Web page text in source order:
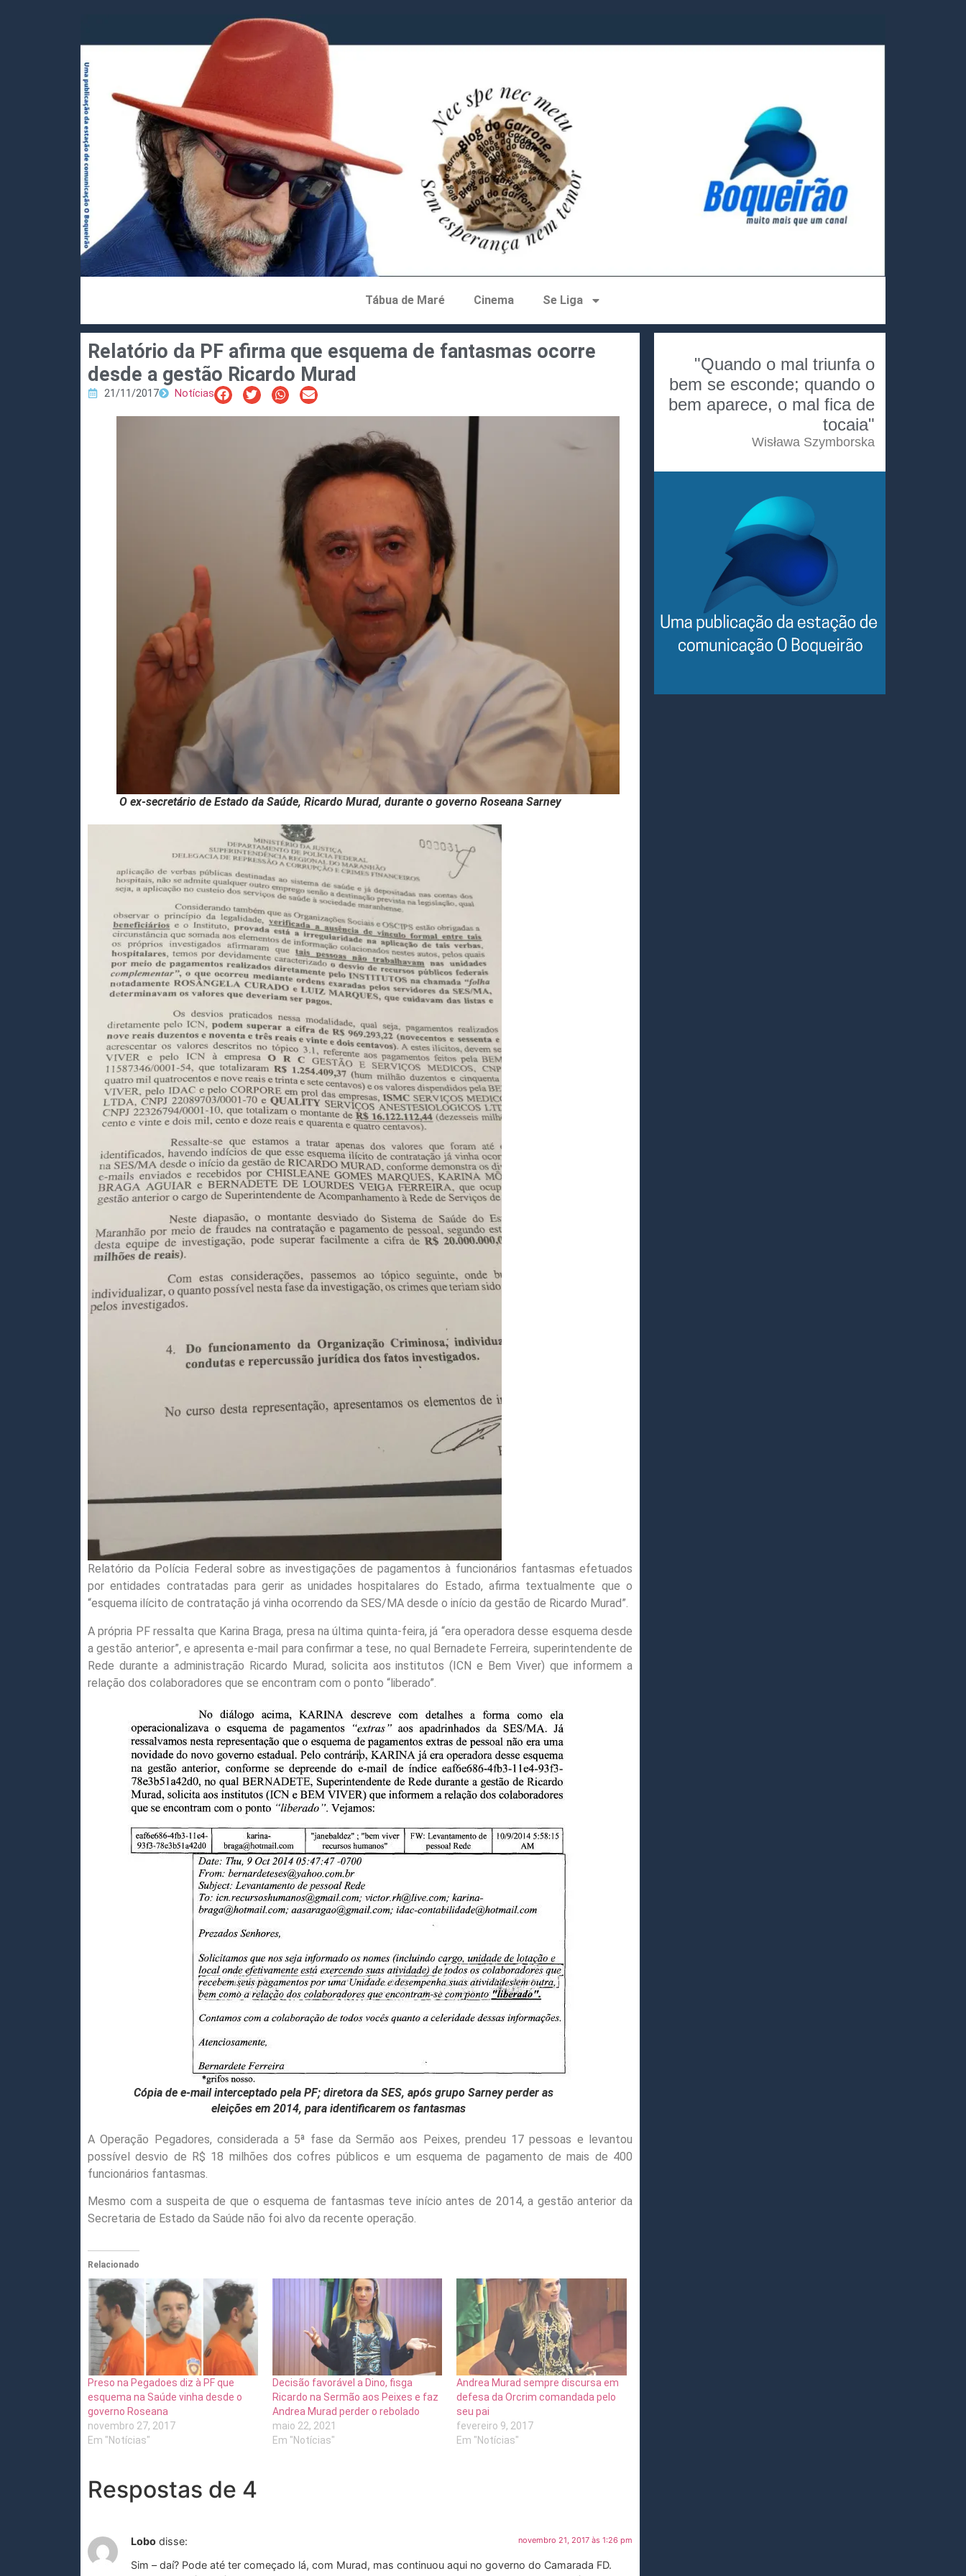
Tábua de Maré Cinema Se Liga
Relatório da PF afirma que esquema de fantasmas ocorre
desde a gestão Ricardo Murad
21/11/2017 Notícias
O ex-secretário de Estado da Saúde, Ricardo Murad, durante o governo Roseana Sarney
Relatório da Polícia Federal sobre as investigações de pagamentos à funcionários fantasmas efetuados
por entidades contratadas para gerir as unidades hospitalares do Estado, afirma textualmente que o
“esquema ilícito de contratação já vinha ocorrendo da SES/MA desde o início da gestão de Ricardo Murad”.
A própria PF ressalta que Karina Braga, presa na última quinta-feira, já “era operadora desse esquema desde
a gestão anterior”, e apresenta e-mail para confirmar a tese, no qual Bernadete Ferreira, superintendente de
Rede durante a administração Ricardo Murad, solicita aos institutos (ICN e Bem Viver) que informem a
relação dos colaboradores que se encontram com o ponto “liberado”.
Cópia de e-mail interceptado pela PF; diretora da SES, após grupo Sarney perder as
eleições em 2014, para identificarem os fantasmas
A Operação Pegadores, considerada a 5ª fase da Sermão aos Peixes, prendeu 17 pessoas e levantou
possível desvio de R$ 18 milhões dos cofres públicos e um esquema de pagamento de mais de 400
funcionários fantasmas.
Mesmo com a suspeita de que o esquema de fantasmas teve início antes de 2014, a gestão anterior da
Secretaria de Estado da Saúde não foi alvo da recente operação.
Relacionado
Preso na Pegadoes diz à PF que
esquema na Saúde vinha desde o
governo Roseana
novembro 27, 2017
Em "Notícias"
Decisão favorável a Dino, fisga
Ricardo na Sermão aos Peixes e faz
Andrea Murad perder o rebolado
maio 22, 2021
Em "Notícias"
Andrea Murad sempre discursa em
defesa da Orcrim comandada pelo
seu pai
fevereiro 9, 2017
Em "Notícias"
Respostas de 4
Lobo disse: novembro 21, 2017 às 1:26 pm
Sim – daí? Pode até ter começado lá, com Murad, mas continuou aqui no governo do Camarada FD.
"Quando o mal triunfa o
bem se esconde; quando o
bem aparece, o mal fica de
tocaia"
Wisława Szymborska